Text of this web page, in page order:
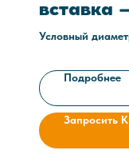
630
Условный
Рабочее
Технические
05608841-2021
Подробнее
Запросить